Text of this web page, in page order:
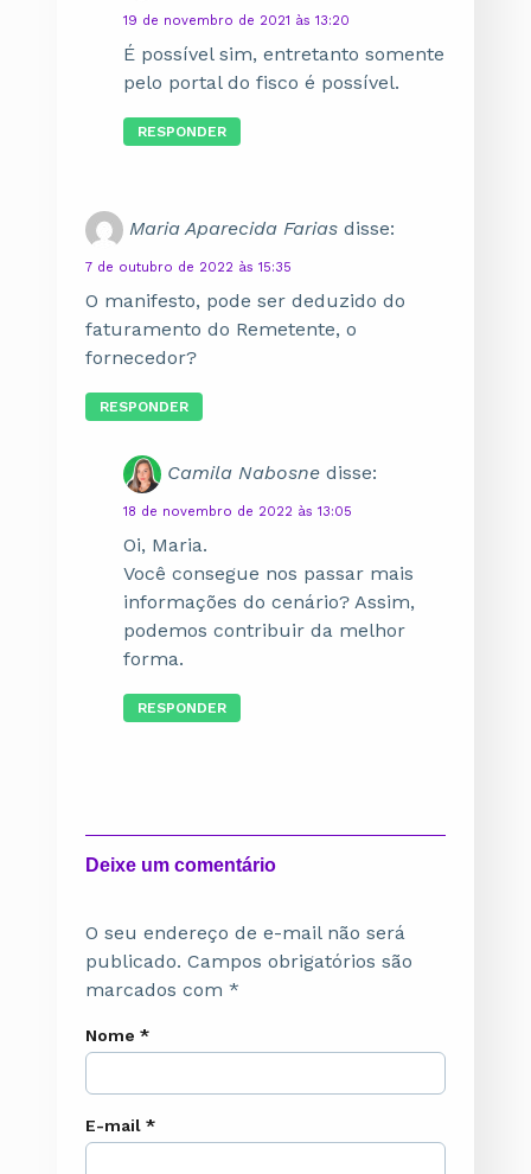
19 de novembro de 2021 às 13:20
É possível sim, entretanto somente
pelo portal do fisco é possível.
RESPONDER
Maria Aparecida Farias disse:
7 de outubro de 2022 às 15:35
O manifesto, pode ser deduzido do
faturamento do Remetente, o
fornecedor?
RESPONDER
Camila Nabosne disse:
18 de novembro de 2022 às 13:05
Oi, Maria.
Você consegue nos passar mais
informações do cenário? Assim,
podemos contribuir da melhor
forma.
RESPONDER
Deixe um comentário
O seu endereço de e-mail não será
publicado. Campos obrigatórios são
marcados com *
Nome *
E-mail *